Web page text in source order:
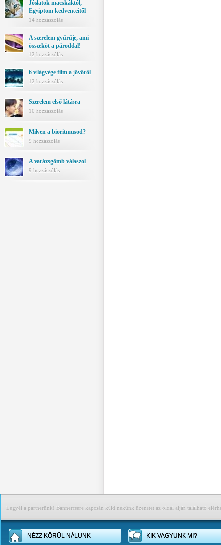
Jóslatok macskáktól,
Egyiptom kedvenceitől
14 hozzászólás
A szerelem gyűrűje, ami
összeköt a pároddal!
12 hozzászólás
6 világvége film a jövőről
12 hozzászólás
Szerelem első látásra
10 hozzászólás
Milyen a bioritmusod?
9 hozzászólás
A varázsgömb válaszol
9 hozzászólás
Legyél a partnerünk! Bannercsere kapcsán küld nekünk üzenetet az oldal alján található
NÉZZ KÖRÜL NÁLUNK KIK VAGYUNK MI?